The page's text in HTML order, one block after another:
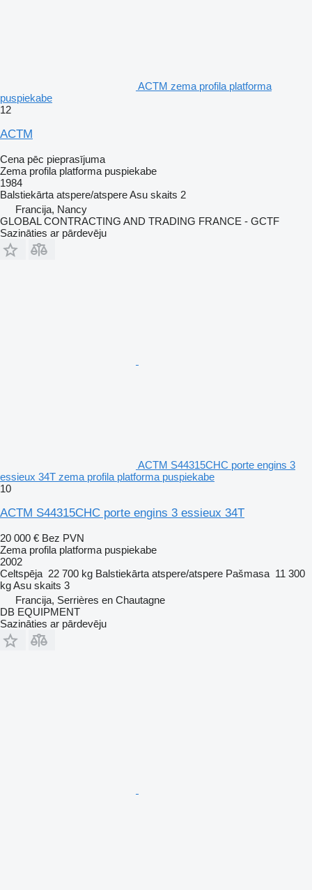
ACTM zema profila platforma
puspiekabe
12
ACTM
Cena pēc pieprasījuma
Zema profila platforma puspiekabe
1984
Balstiekārta atspere/atspereAsu skaits 2
Francija, Nancy
GLOBAL CONTRACTING AND TRADING FRANCE - GCTF
Sazināties ar pārdevēju
ACTM S44315CHC porte engins 3
essieux 34T zema profila platforma puspiekabe
10
ACTM S44315CHC porte engins 3 essieux 34T
20 000 € Bez PVN
Zema profila platforma puspiekabe
2002
Celtspēja 22 700 kg Balstiekārta atspere/atspere Pašmasa 11 300
kgAsu skaits 3
Francija, Serrières en Chautagne
DB EQUIPMENT
Sazināties ar pārdevēju